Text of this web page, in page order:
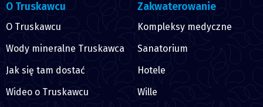
O Truskawcu
O Truskawcu
Wody mineralne Truskawca
Jak się tam dostać
Wideo o Truskawcu
Zakwaterowanie
Kompleksy medyczne
Sanatorium
Hotele
Wille